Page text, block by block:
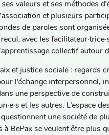
valeurs et ses méthodes
et plusieurs
de paroles sont
avec les
collectif autour
et justice sociale : regards
l’échange interpersonnel,
une perspective de
et les autres. L’espace
une société de
BePax se veulent être plus